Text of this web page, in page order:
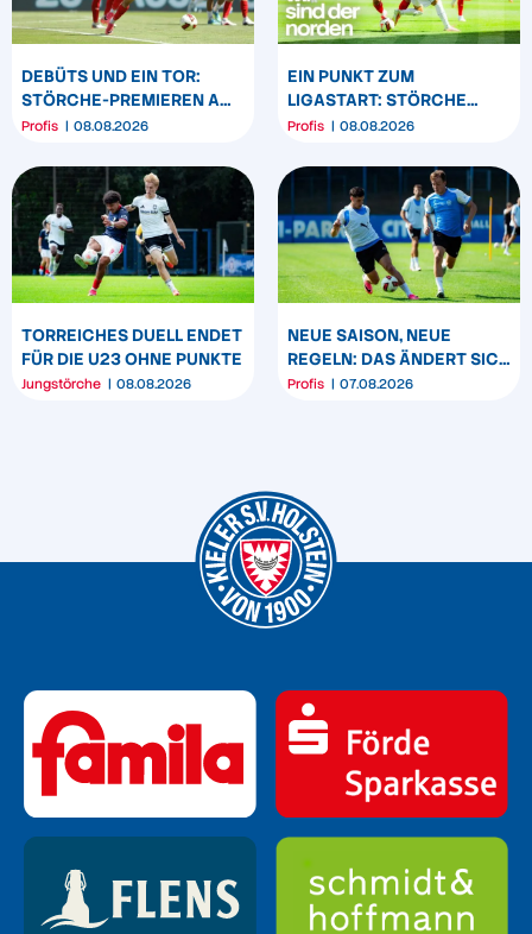
DEBÜTS UND EIN TOR:
STÖRCHE-PREMIEREN AM
„BÖLLE“
Profis 08.08.2026
EIN PUNKT ZUM
LIGASTART: STÖRCHE
SPIELEN REMIS IN
Profis 08.08.2026
TORREICHES DUELL ENDET
FÜR DIE U23 OHNE PUNKTE
Jungstörche 08.08.2026
NEUE SAISON, NEUE
REGELN: DAS ÄNDERT SICH
ZUM START DER 2.
Profis 07.08.2026